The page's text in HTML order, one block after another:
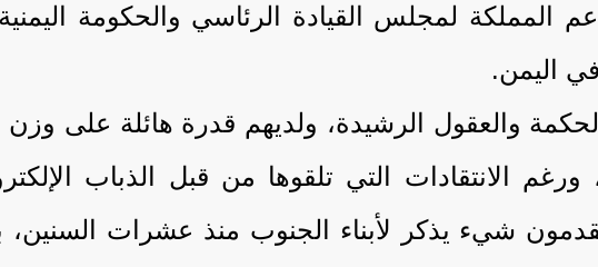
لمجلس القيادة الرئاسي والحكومة
في اليمن.
والعقول الرشيدة، ولديهم قدرة هائلة على وزن
الانتقادات التي تلقوها من قبل الذباب
شيء يذكر لأبناء الجنوب منذ عشرات السنين،